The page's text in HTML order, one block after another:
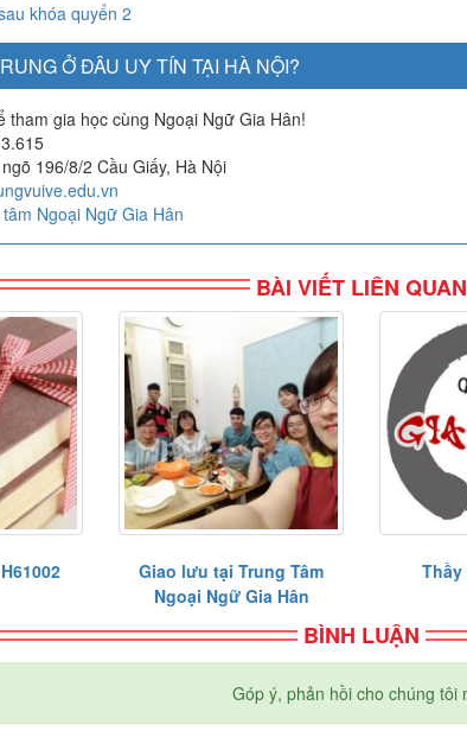
khóa quyển 2
Ở ĐÂU UY TÍN TẠI HÀ NỘI?
tham gia học cùng Ngoại Ngữ Gia Hân!
196/8/2 Cầu Giấy, Hà Nội
Ngoại Ngữ Gia Hân
BÀI VIẾT LIÊN QUAN
Giao lưu tại Trung Tâm
Ngoại Ngữ Gia Hân
Thầy
BÌNH LUẬN
Góp ý, phản hồi cho chúng tôi